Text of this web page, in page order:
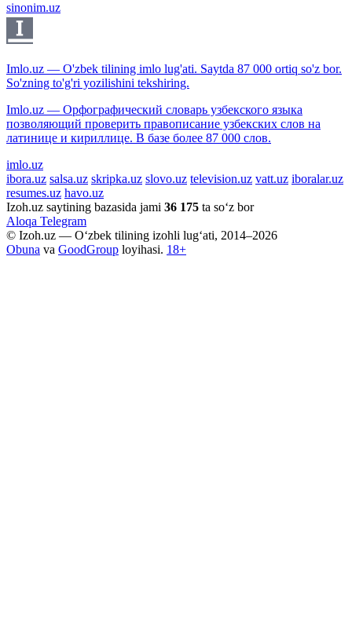
sinonim.uz
Imlo.uz — O'zbek tilining imlo lug'ati. Saytda 87 000 ortiq so'z bor.
So'zning to'g'ri yozilishini tekshiring.
Imlo.uz — Орфографический словарь узбекского языка
позволяющий проверить правописание узбекских слов на
латинице и кириллице. В базе более 87 000 слов.
imlo.uz
ibora.uz salsa.uz skripka.uz slovo.uz television.uz vatt.uz iboralar.uz
resumes.uz havo.uz
Izoh.uz saytining bazasida jami 36 175 ta so‘z bor
Aloqa Telegram
© Izoh.uz — O‘zbek tilining izohli lug‘ati, 2014–2026
Obuna va GoodGroup loyihasi. 18+